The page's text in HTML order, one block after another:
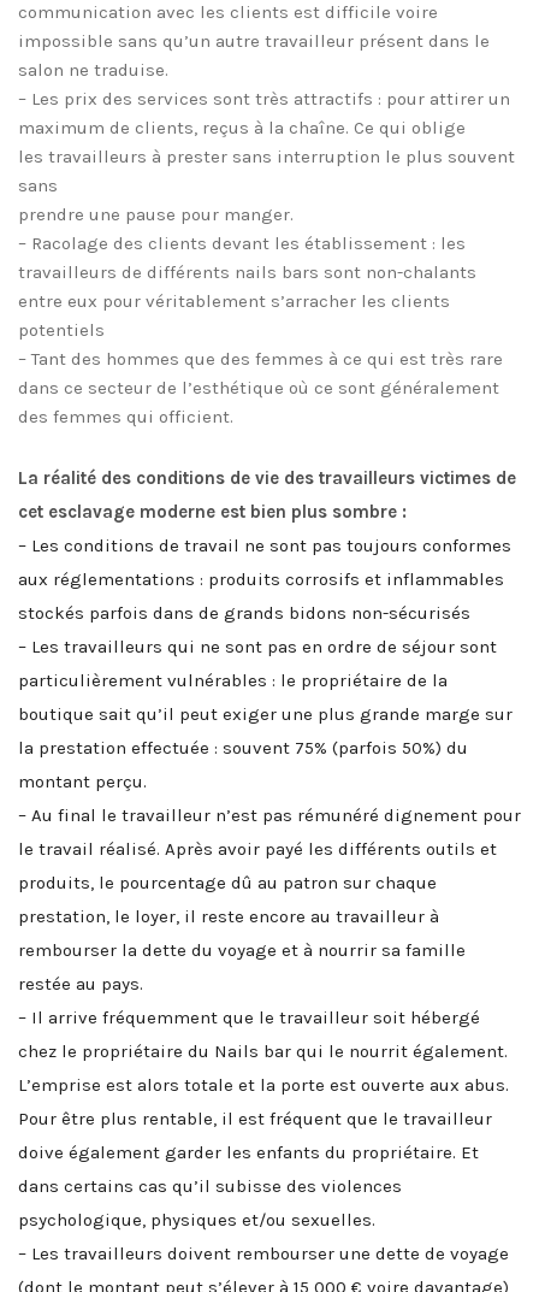
communication avec les clients est difficile voire
impossible sans qu’un autre travailleur présent dans le
salon ne traduise.
– Les prix des services sont très attractifs : pour attirer un
maximum de clients, reçus à la chaîne. Ce qui oblige
les travailleurs à prester sans interruption le plus souvent
sans
prendre une pause pour manger.
– Racolage des clients devant les établissement : les
travailleurs de différents nails bars sont non-chalants
entre eux pour véritablement s’arracher les clients
potentiels
– Tant des hommes que des femmes à ce qui est très rare
dans ce secteur de l’esthétique où ce sont généralement
des femmes qui officient.
La réalité des conditions de vie des travailleurs victimes de
cet esclavage moderne est bien plus sombre :
– Les conditions de travail ne sont pas toujours conformes
aux réglementations : produits corrosifs et inflammables
stockés parfois dans de grands bidons non-sécurisés
– Les travailleurs qui ne sont pas en ordre de séjour sont
particulièrement vulnérables : le propriétaire de la
boutique sait qu’il peut exiger une plus grande marge sur
la prestation effectuée : souvent 75% (parfois 50%) du
montant perçu.
– Au final le travailleur n’est pas rémunéré dignement pour
le travail réalisé. Après avoir payé les différents outils et
produits, le pourcentage dû au patron sur chaque
prestation, le loyer, il reste encore au travailleur à
rembourser la dette du voyage et à nourrir sa famille
restée au pays.
– Il arrive fréquemment que le travailleur soit hébergé
chez le propriétaire du Nails bar qui le nourrit également.
L’emprise est alors totale et la porte est ouverte aux abus.
Pour être plus rentable, il est fréquent que le travailleur
doive également garder les enfants du propriétaire. Et
dans certains cas qu’il subisse des violences
psychologique, physiques et/ou sexuelles.
– Les travailleurs doivent rembourser une dette de voyage
(dont le montant peut s’élever à 15 000 € voire davantage)